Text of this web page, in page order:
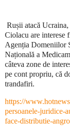
Rușii atacă
Ciolacu are interese
Agenția Domeniilor
Națională a
câteva zone de
pe cont propriu, că
trandafiri.
https://
persoanele-juridice-
face-distributie-